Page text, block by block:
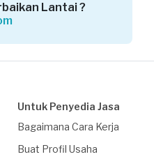
Lantai ?
Untuk Penyedia Jasa
Bagaimana Cara Kerja
Buat Profil Usaha